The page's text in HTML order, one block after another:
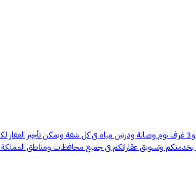
محافظة مجاردة عمارة بسعر الارض عمرها 21 سنه فيها 3 شقق مجلس ومقلط و3 غرف نوم وصالة
وتسويق عقاراتكم في جميع محافظات ومناطق المملكة